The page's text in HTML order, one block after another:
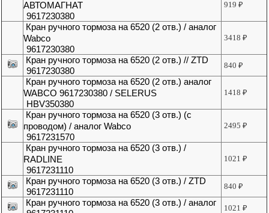
АВТОМАГНАТ
9617230380
919₽
Кран ручного тормоза на 6520 (2 отв.) / аналог
Wabco
9617230380
3418₽
Кран ручного тормоза на 6520 (2 отв.) // ZTD
9617230380
840₽
Кран ручного тормоза на 6520 (2 отв.) аналог
WABCO 9617230380 / SELERUS
HBV350380
1418₽
Кран ручного тормоза на 6520 (3 отв.) (с
проводом) / аналог Wabco
9617231570
2495₽
Кран ручного тормоза на 6520 (3 отв.) /
RADLINE
9617231110
1021₽
Кран ручного тормоза на 6520 (3 отв.) / ZTD
9617231110
840₽
Кран ручного тормоза на 6520 (3 отв.) / аналог
1021₽